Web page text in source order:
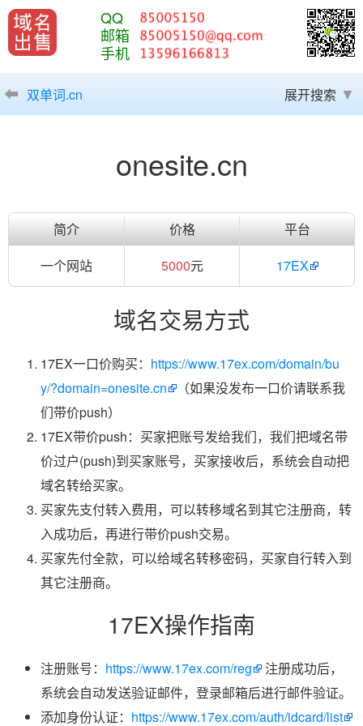
QQ
邮箱
手机
双单词.cn 展开搜索
onesite.cn
简介 价格
平台
一个网站
5000元 17EX
域名交易方式
17EX一口价购买： https://www.17ex.com/domain/bu
y/?domain=onesite.cn
（如果没发布一口价请联系我
们带价push）
17EX带价push：买家把账号发给我们，我们把域名带
价过户(push)到买家账号，买家接收后，系统会自动把
域名转给买家。
买家先支付转入费用，可以转移域名到其它注册商，转
入成功后，再进行带价push交易。
买家先付全款，可以给域名转移密码，买家自行转入到
其它注册商。
17EX操作指南
注册账号： https://www.17ex.com/reg
注册成功后，
系统会自动发送验证邮件，登录邮箱后进行邮件验证。
添加身份认证： https://www.17ex.com/auth/idcard/list